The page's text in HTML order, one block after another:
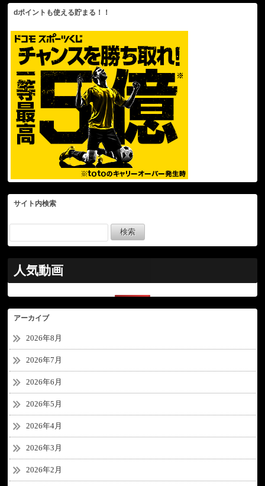
ohtani
dポイントも使える貯まる！！
サイト内検索
人気動画
アーカイブ
2026年8月
2026年7月
2026年6月
2026年5月
2026年4月
2026年3月
2026年2月